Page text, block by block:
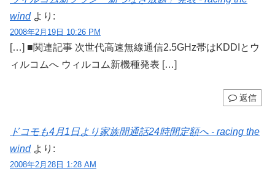
wind より:
2008年2月19日 10:26 PM
[…] ■関連記事 次世代高速無線通信2.5GHz帯はKDDIとウ
ィルコムへ ウィルコム新機種発表 […]
返信
ドコモも4月1日より家族間通話24時間定額へ - racing the
wind より:
2008年2月28日 1:28 AM